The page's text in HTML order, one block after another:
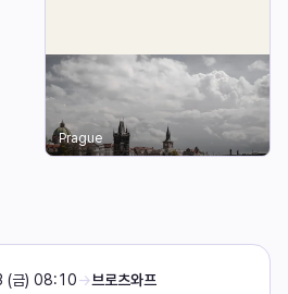
Prague
금) 08:10→브로츠와프